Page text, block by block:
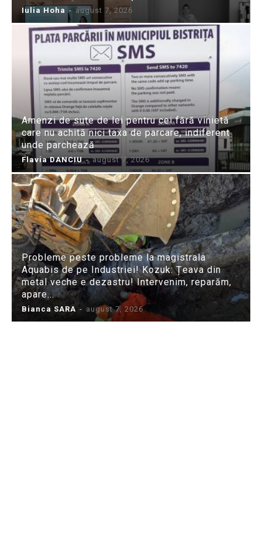
Iulia Hoha - august 7, 2026
Amenzi de sute de lei pentru cei fără vinietă
care nu achită nici taxa de parcare, indiferent
unde parchează
Flavia DANCIU - august 7, 2026
Probleme peste probleme la magistrala
Aquabis de pe Industriei! Kozuk: Țeava din
metal veche e dezastru! Intervenim, reparăm,
apare...
Bianca SARA - august 7, 2026